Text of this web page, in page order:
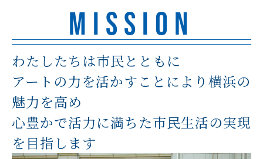
MISSION
わたしたちは市民とともに
アートの力を活かすことにより横浜の
魅力を高め
心豊かで活力に満ちた市民生活の実現
を目指します